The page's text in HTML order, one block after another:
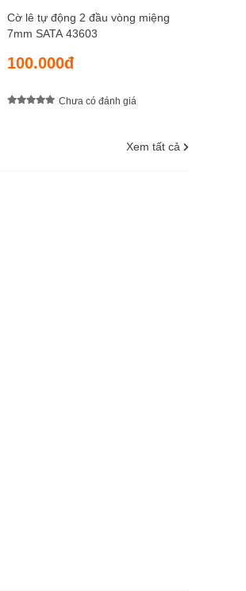
Cờ lê tự động 2 đầu vòng miệng
7mm SATA 43603
100.000đ
Chưa có đánh giá
Xem tất cả